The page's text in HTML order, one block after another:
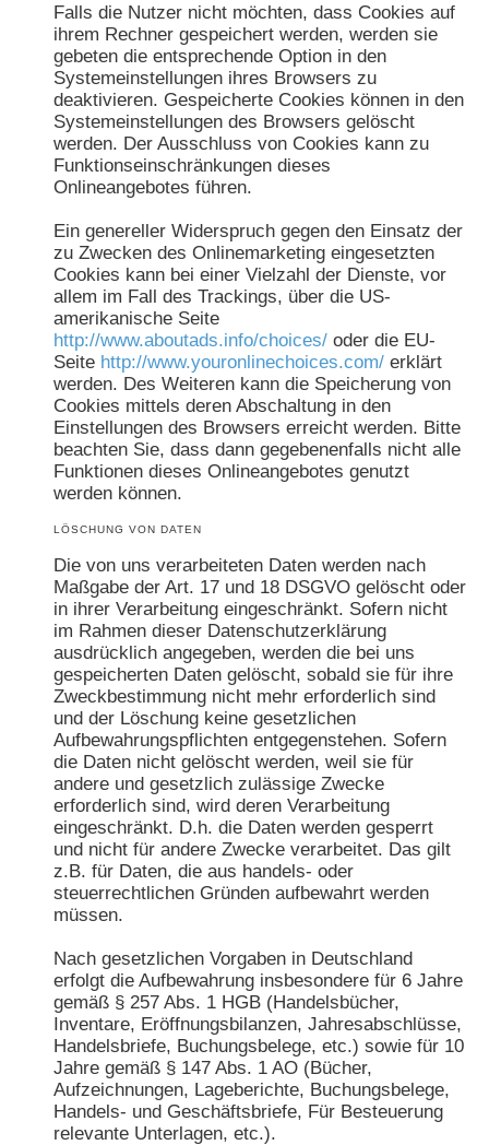
Falls die Nutzer nicht möchten, dass Cookies auf
ihrem Rechner gespeichert werden, werden sie
gebeten die entsprechende Option in den
Systemeinstellungen ihres Browsers zu
deaktivieren. Gespeicherte Cookies können in den
Systemeinstellungen des Browsers gelöscht
werden. Der Ausschluss von Cookies kann zu
Funktionseinschränkungen dieses
Onlineangebotes führen.
Ein genereller Widerspruch gegen den Einsatz der
zu Zwecken des Onlinemarketing eingesetzten
Cookies kann bei einer Vielzahl der Dienste, vor
allem im Fall des Trackings, über die US-
amerikanische Seite
http://www.aboutads.info/choices/ oder die EU-
Seite http://www.youronlinechoices.com/ erklärt
werden. Des Weiteren kann die Speicherung von
Cookies mittels deren Abschaltung in den
Einstellungen des Browsers erreicht werden. Bitte
beachten Sie, dass dann gegebenenfalls nicht alle
Funktionen dieses Onlineangebotes genutzt
werden können.
LÖSCHUNG VON DATEN
Die von uns verarbeiteten Daten werden nach
Maßgabe der Art. 17 und 18 DSGVO gelöscht oder
in ihrer Verarbeitung eingeschränkt. Sofern nicht
im Rahmen dieser Datenschutzerklärung
ausdrücklich angegeben, werden die bei uns
gespeicherten Daten gelöscht, sobald sie für ihre
Zweckbestimmung nicht mehr erforderlich sind
und der Löschung keine gesetzlichen
Aufbewahrungspflichten entgegenstehen. Sofern
die Daten nicht gelöscht werden, weil sie für
andere und gesetzlich zulässige Zwecke
erforderlich sind, wird deren Verarbeitung
eingeschränkt. D.h. die Daten werden gesperrt
und nicht für andere Zwecke verarbeitet. Das gilt
z.B. für Daten, die aus handels- oder
steuerrechtlichen Gründen aufbewahrt werden
müssen.
Nach gesetzlichen Vorgaben in Deutschland
erfolgt die Aufbewahrung insbesondere für 6 Jahre
gemäß § 257 Abs. 1 HGB (Handelsbücher,
Inventare, Eröffnungsbilanzen, Jahresabschlüsse,
Handelsbriefe, Buchungsbelege, etc.) sowie für 10
Jahre gemäß § 147 Abs. 1 AO (Bücher,
Aufzeichnungen, Lageberichte, Buchungsbelege,
Handels- und Geschäftsbriefe, Für Besteuerung
relevante Unterlagen, etc.).